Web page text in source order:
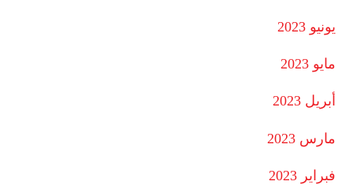
يونيو 2023
مايو 2023
أبريل 2023
مارس 2023
فبراير 2023